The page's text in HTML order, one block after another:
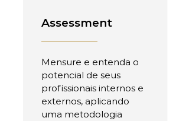
Assessment
Mensure e entenda o
potencial de seus
profissionais internos e
externos, aplicando
uma metodologia